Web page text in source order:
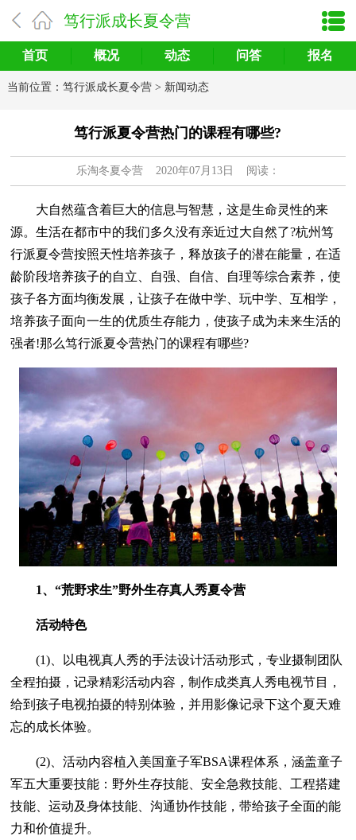
笃行派成长夏令营
首页 概况 动态 问答 报名
当前位置： 笃行派成长夏令营> 新闻动态
笃行派夏令营热门的课程有哪些?
乐淘冬夏令营2020年07月13日 阅读：
大自然蕴含着巨大的信息与智慧，这是生命灵性的来
源。生活在都市中的我们多久没有亲近过大自然了?杭州笃
行派夏令营按照天性培养孩子，释放孩子的潜在能量，在适
龄阶段培养孩子的自立、自强、自信、自理等综合素养，使
孩子各方面均衡发展，让孩子在做中学、玩中学、互相学，
培养孩子面向一生的优质生存能力，使孩子成为未来生活的
强者!那么笃行派夏令营热门的课程有哪些?
1、“荒野求生”野外生存真人秀夏令营
活动特色
(1)、以电视真人秀的手法设计活动形式，专业摄制团队
全程拍摄，记录精彩活动内容，制作成类真人秀电视节目，
给到孩子电视拍摄的特别体验，并用影像记录下这个夏天难
忘的成长体验。
(2)、活动内容植入美国童子军BSA课程体系，涵盖童子
军五大重要技能：野外生存技能、安全急救技能、工程搭建
技能、运动及身体技能、沟通协作技能，带给孩子全面的能
力和价值提升。